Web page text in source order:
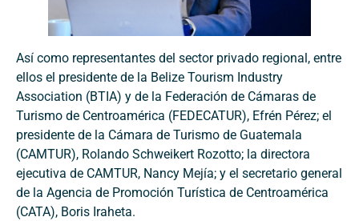
Así como representantes del sector privado regional, entre
ellos el presidente de la Belize Tourism Industry
Association (BTIA) y de la Federación de Cámaras de
Turismo de Centroamérica (FEDECATUR), Efrén Pérez; el
presidente de la Cámara de Turismo de Guatemala
(CAMTUR), Rolando Schweikert Rozotto; la directora
ejecutiva de CAMTUR, Nancy Mejía; y el secretario general
de la Agencia de Promoción Turística de Centroamérica
(CATA), Boris Iraheta.